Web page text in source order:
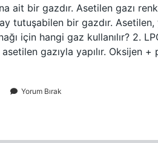
ait bir gazdır. Asetilen gazı
tutuşabilen bir gazdır. Asetilen,
için hangi gaz kullanılır? 2.
gazıyla yapılır. Oksijen +
Yorum Bırak